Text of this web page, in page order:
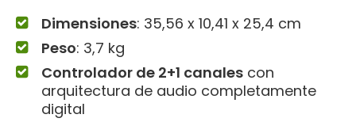
Dimensiones: ‎35,56 x 10,41 x 25,4 cm
Peso: 3,7 kg
Controlador de 2+1 canales con
arquitectura de audio completamente
digital